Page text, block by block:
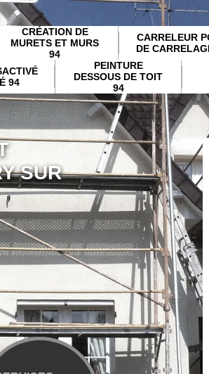
CRÉATION DE
MURETS ET MURS
94
CARRELEUR
DE
94
PEINTURE
DESSOUS DE TOIT
94
SUR